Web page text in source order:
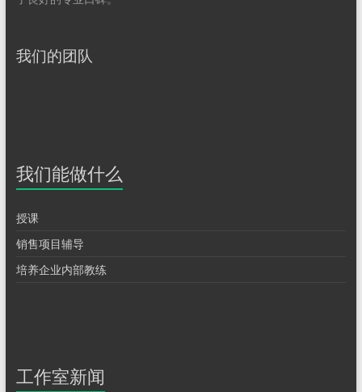
我们的团队
我们能做什么
授课
销售项目辅导
培养企业内部教练
工作室新闻